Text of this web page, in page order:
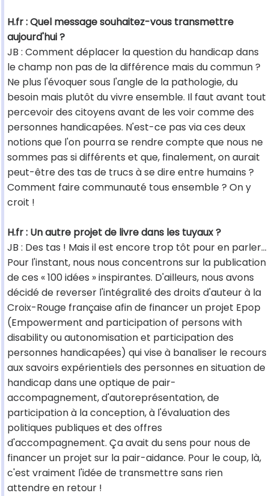
H.fr : Quel message souhaitez-vous transmettre
aujourd'hui ?
JB : Comment déplacer la question du handicap dans
le champ non pas de la différence mais du commun ?
Ne plus l'évoquer sous l'angle de la pathologie, du
besoin mais plutôt du vivre ensemble. Il faut avant tout
percevoir des citoyens avant de les voir comme des
personnes handicapées. N'est-ce pas via ces deux
notions que l'on pourra se rendre compte que nous ne
sommes pas si différents et que, finalement, on aurait
peut-être des tas de trucs à se dire entre humains ?
Comment faire communauté tous ensemble ? On y
croit !
H.fr : Un autre projet de livre dans les tuyaux ?
JB : Des tas ! Mais il est encore trop tôt pour en parler...
Pour l'instant, nous nous concentrons sur la publication
de ces « 100 idées » inspirantes. D'ailleurs, nous avons
décidé de reverser l'intégralité des droits d'auteur à la
Croix-Rouge française afin de financer un projet Epop
(Empowerment and participation of persons with
disability ou autonomisation et participation des
personnes handicapées) qui vise à banaliser le recours
aux savoirs expérientiels des personnes en situation de
handicap dans une optique de pair-
accompagnement, d'autoreprésentation, de
participation à la conception, à l'évaluation des
politiques publiques et des offres
d'accompagnement. Ça avait du sens pour nous de
financer un projet sur la pair-aidance. Pour le coup, là,
c'est vraiment l'idée de transmettre sans rien
attendre en retour !